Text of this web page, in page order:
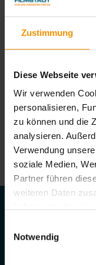
Zustimmung
Diese Webseite
Wir verwenden
personalisieren,
zu können und die
analysieren.
Verwendung
soziale Medien,
Partner führen
weiteren Daten
Cookies, wenn Sie
Notwendig
eine Teilnahme
Schüler ist. Alle
der unten
4D Kino im Winter
Wer einen
Klassenzimmer"
bucht, erhält das